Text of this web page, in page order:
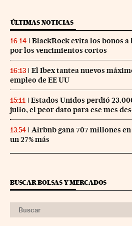
ÚLTIMAS NOTICIAS
16:14
BlackRock evita los bonos a
por los vencimientos cortos
16:13
El Ibex tantea nuevos
empleo de EE UU
15:11
Estados Unidos perdió
julio, el peor dato para ese mes
13:54
Airbnb gana 707 millones
un 27% más
BUSCAR BOLSAS Y MERCADOS